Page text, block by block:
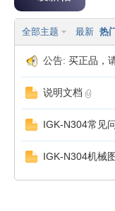
全部主题 最新 热
公告: 买正品，
说明文档
IGK-N304常见
IGK-N304机械